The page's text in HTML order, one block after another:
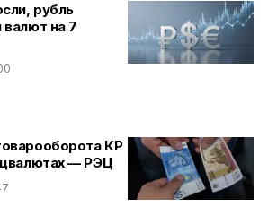
рубль
валют на 7
КР
— РЭЦ